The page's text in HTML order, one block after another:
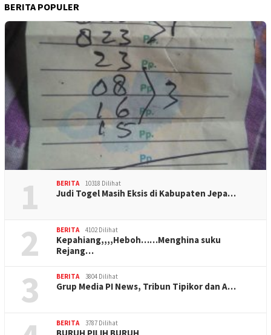
BERITA POPULER
1 BERITA 10318 Dilihat
Judi Togel Masih Eksis di Kabupaten Jepa…
2 BERITA 4102 Dilihat
Kepahiang,,,,Heboh……Menghina suku
Rejang…
3 BERITA 3804 Dilihat
Grup Media PI News, Tribun Tipikor dan A…
BERITA 3787 Dilihat